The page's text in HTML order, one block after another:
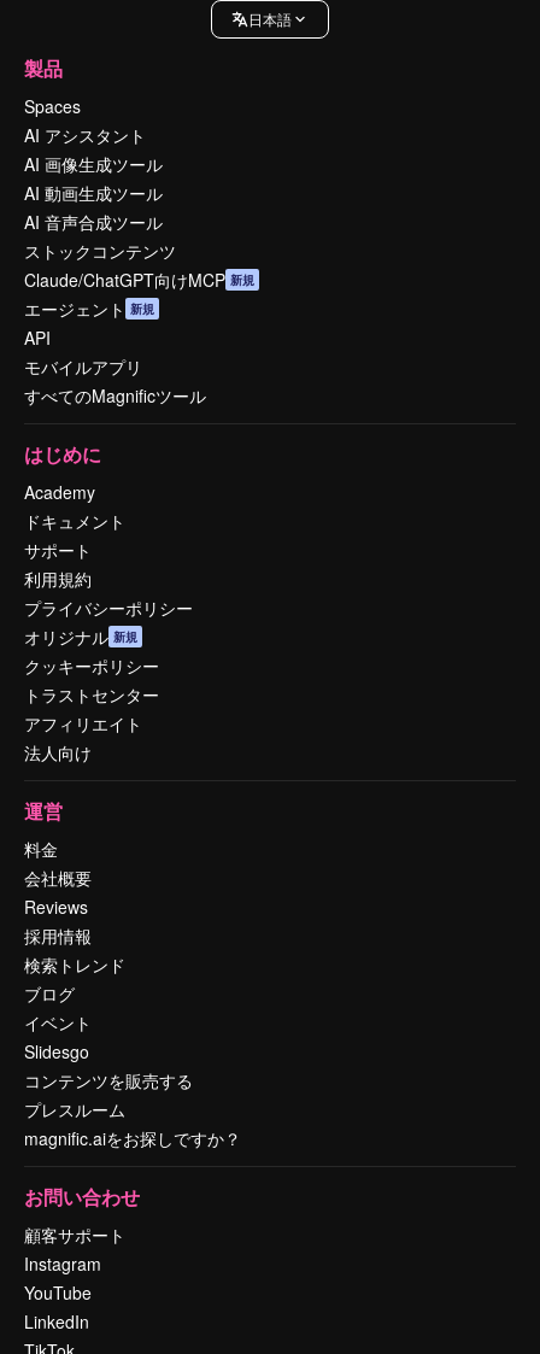
日本語
製品
Spaces
AI アシスタント
AI 画像生成ツール
AI 動画生成ツール
AI 音声合成ツール
ストックコンテンツ
Claude/ChatGPT向けMCP 新規
エージェント 新規
API
モバイルアプリ
すべてのMagnificツール
はじめに
Academy
ドキュメント
サポート
利用規約
プライバシーポリシー
オリジナル 新規
クッキーポリシー
トラストセンター
アフィリエイト
法人向け
運営
料金
会社概要
Reviews
採用情報
検索トレンド
ブログ
イベント
Slidesgo
コンテンツを販売する
プレスルーム
magnific.aiをお探しですか？
お問い合わせ
顧客サポート
Instagram
YouTube
LinkedIn